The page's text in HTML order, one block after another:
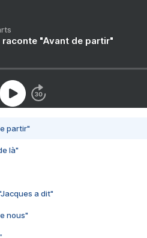
raconte "Avant de partir"
partir"
là"
a dit"
nous"